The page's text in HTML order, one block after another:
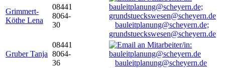
Grimmert-
Köthe Lena
08441
8064-
30
bauleitplanung@scheyern.de;
grundstueckswesen@scheyern.de
Gruber Tanja
08441
8064-
36
bauleitplanung@scheyern.de